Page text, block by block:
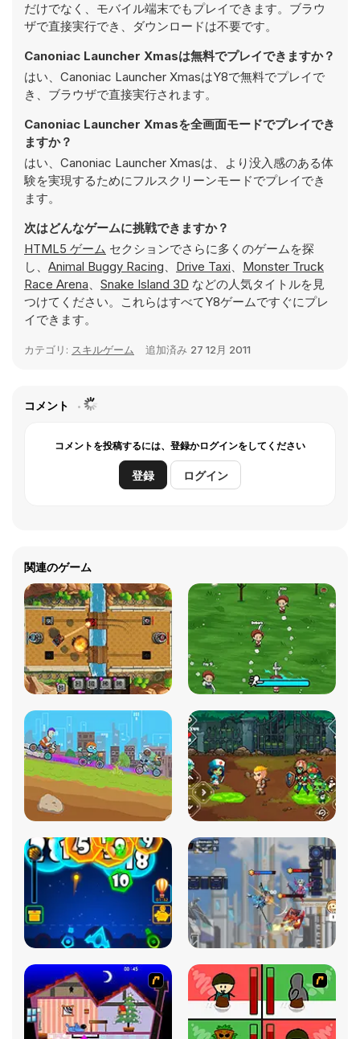
だけでなく、モバイル端末でもプレイできます。ブラウ
ザで直接実行でき、ダウンロードは不要です。
Canoniac Launcher Xmasは無料でプレイできますか？
はい、Canoniac Launcher XmasはY8で無料でプレイで
き、ブラウザで直接実行されます。
Canoniac Launcher Xmasを全画面モードでプレイでき
ますか？
はい、Canoniac Launcher Xmasは、より没入感のある体
験を実現するためにフルスクリーンモードでプレイでき
ます。
次はどんなゲームに挑戦できますか？
HTML5 ゲーム セクションでさらに多くのゲームを探
し、 Animal Buggy Racing、 Drive Taxi、 Monster Truck
Race Arena、 Snake Island 3D などの人気タイトルを見
つけてください。これらはすべてY8ゲームですぐにプレ
イできます。
カテゴリ: スキルゲーム 追加済み 27 12月 2011
コメント
コメントを投稿するには、登録かログインをしてください
登録 ログイン
関連のゲーム